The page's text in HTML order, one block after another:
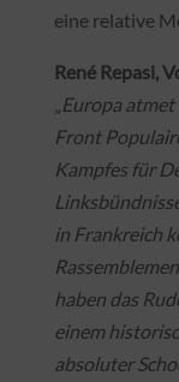
eine relative
René Repasi,
„Europa
Front
Kampfes für
in Frankreich
haben das
einem
absoluter